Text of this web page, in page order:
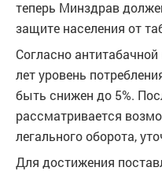
теперь Минздрав
защите населения от
Согласно
лет уровень
быть снижен до 5%.
рассматривается
легального оборота,
Для достижения